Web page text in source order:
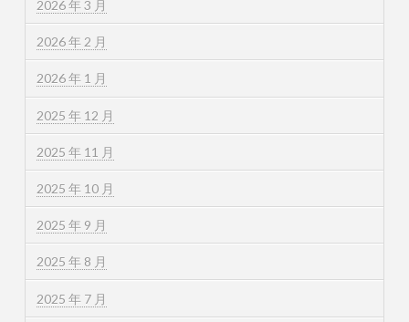
2026 年 3 月
2026 年 2 月
2026 年 1 月
2025 年 12 月
2025 年 11 月
2025 年 10 月
2025 年 9 月
2025 年 8 月
2025 年 7 月